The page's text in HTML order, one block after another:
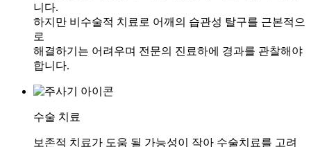
니다.
하지만 비수술적 치료로 어깨의 습관성 탈구를 근본적으
로
해결하기는 어려우며 전문의 진료하에 경과를 관찰해야
합니다.
수술 치료
보존적 치료가 도움 될 가능성이 작아 수술치료를 고려